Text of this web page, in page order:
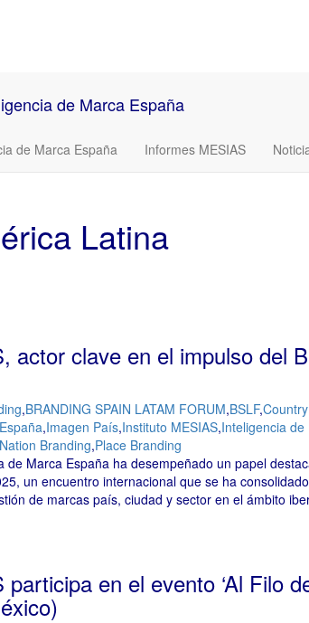
de Marca España Informes MESIAS
Latina
actor clave en el impulso del
,BRANDING SPAIN LATAM FORUM,BSLF,
,Imagen País,Instituto MESIAS,Inteligencia
Nation Branding,Place Branding
de Marca España ha desempeñado un papel
un encuentro internacional que se ha
de marcas país, ciudad y sector en el ámbito
en el evento ‘Al Filo